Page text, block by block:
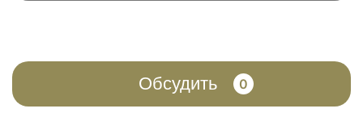
Обсудить 0